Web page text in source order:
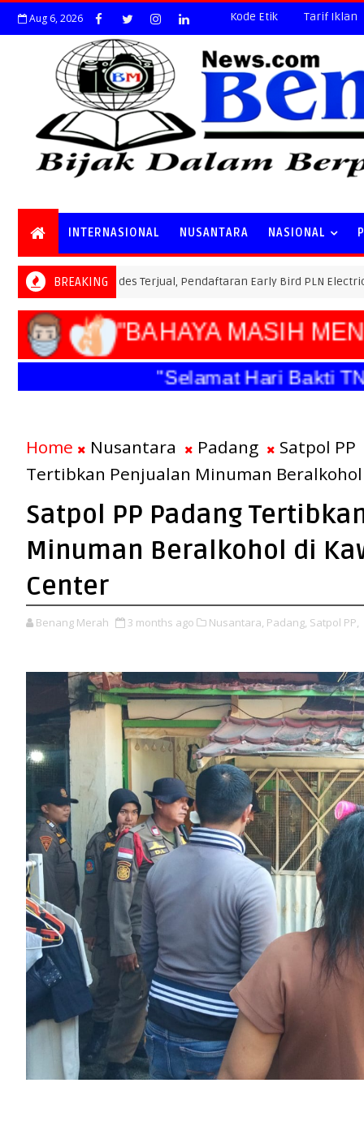
Aug 6, 2026 Kode Etik Tarif Iklan
INTERNASIONAL NUSANTARA NASIONAL
BREAKING
Ticket Ludes Terjual, Pendaftaran Early Bird PLN Electric Run 2026
"BAHAYA MASIH
"Selamat Hari
Home Nusantara Padang
Satpol PP
Tertibkan Penjualan Minuman
Satpol PP Padang
Minuman Beralkohol di
Center
Benang Merah 3 months ago Nusantara, Padang, Satpol PP,